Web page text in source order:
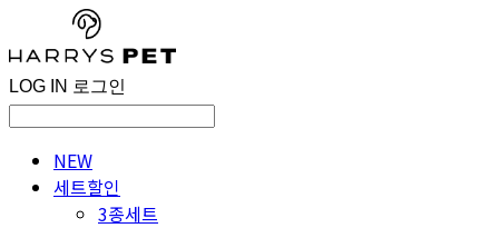
LOG IN 로그인
NEW
세트할인
3종세트